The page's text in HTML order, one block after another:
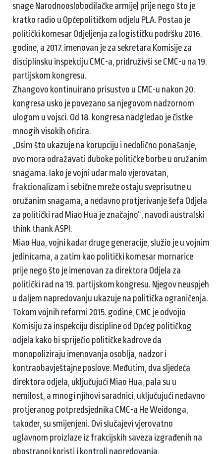
snage Narodnooslobodilačke armije) prije nego što je
kratko radio u Općepolitičkom odjelu PLA. Postao je
politički komesar Odjeljenja za logističku podršku 2016.
godine, a 2017. imenovan je za sekretara Komisije za
disciplinsku inspekciju CMC-a, pridruživši se CMC-u na 19.
partijskom kongresu.
Zhangovo kontinuirano prisustvo u CMC-u nakon 20.
kongresa usko je povezano sa njegovom nadzornom
ulogom u vojsci. Od 18. kongresa nadgledao je čistke
mnogih visokih oficira.
„Osim što ukazuje na korupciju i nedolično ponašanje,
ovo mora odražavati duboke političke borbe u oružanim
snagama. Iako je vojni udar malo vjerovatan,
frakcionalizam i sebične mreže ostaju sveprisutne u
oružanim snagama, a nedavno protjerivanje šefa Odjela
za politički rad Miao Hua je značajno“, navodi australski
think thank ASPI.
Miao Hua, vojni kadar druge generacije, služio je u vojnim
jedinicama, a zatim kao politički komesar mornarice
prije nego što je imenovan za direktora Odjela za
politički rad na 19. partijskom kongresu. Njegov neuspjeh
u daljem napredovanju ukazuje na politička ograničenja.
Tokom vojnih reformi 2015. godine, CMC je odvojio
Komisiju za inspekciju discipline od Općeg političkog
odjela kako bi spriječio političke kadrove da
monopoliziraju imenovanja osoblja, nadzor i
kontraobavještajne poslove. Međutim, dva sljedeća
direktora odjela, uključujući Miao Hua, pala su u
nemilost, a mnogi njihovi saradnici, uključujući nedavno
protjeranog potpredsjednika CMC-a He Weidonga,
također, su smijenjeni. Ovi slučajevi vjerovatno
uglavnom proizlaze iz frakcijskih saveza izgrađenih na
obostranoj koristi i kontroli napredovanja.